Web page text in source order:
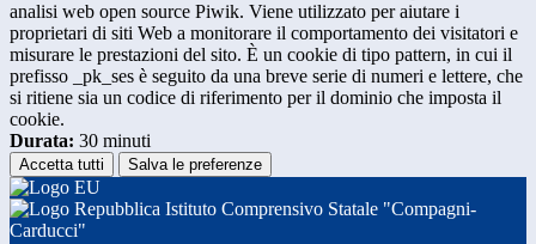
analisi web open source Piwik. Viene utilizzato per aiutare i
proprietari di siti Web a monitorare il comportamento dei visitatori e
misurare le prestazioni del sito. È un cookie di tipo pattern, in cui il
prefisso _pk_ses è seguito da una breve serie di numeri e lettere, che
si ritiene sia un codice di riferimento per il dominio che imposta il
cookie.
Durata: 30 minuti
Accetta tutti Salva le preferenze
Istituto Comprensivo Statale "Compagni-
Carducci"